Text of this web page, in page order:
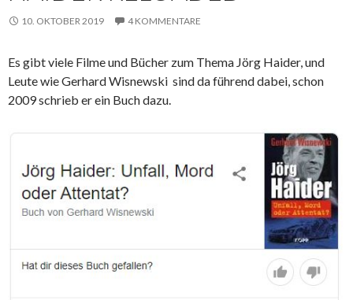
10. OKTOBER 2019 4 KOMMENTARE
Es gibt viele Filme und Bücher zum Thema Jörg Haider, und
Leute wie Gerhard Wisnewski sind da führend dabei, schon
2009 schrieb er ein Buch dazu.